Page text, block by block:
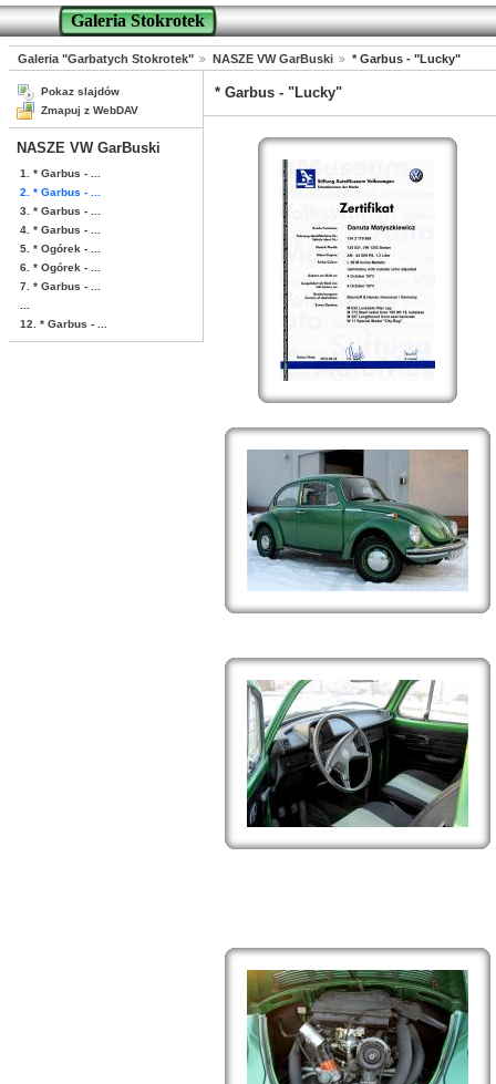
Galeria Stokrotek
Galeria "Garbatych Stokrotek" NASZE VW GarBuski * Garbus - "Lucky"
Pokaz slajdów
Zmapuj z WebDAV
NASZE VW GarBuski
1. * Garbus - ...
2. * Garbus - ...
3. * Garbus - ...
4. * Garbus - ...
5. * Ogórek - ...
6. * Ogórek - ...
7. * Garbus - ...
12. * Garbus - ...
* Garbus - "Lucky"